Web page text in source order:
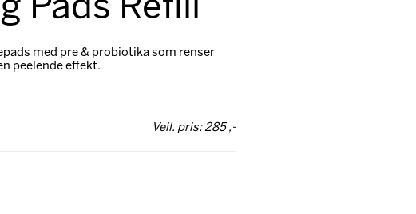
Pads Refill
med pre & probiotika som renser
peelende effekt.
Veil. pris: 285 ,-